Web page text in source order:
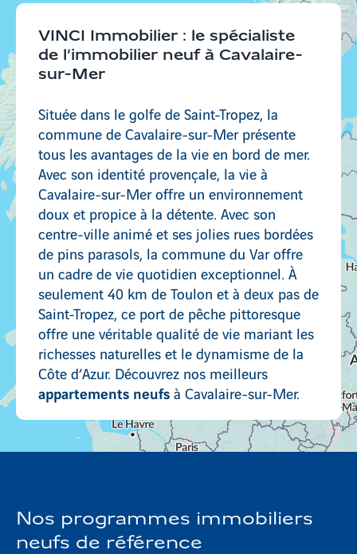
Bourg-en-Bresse
Saint-Didier-au-Mont-d'Or
VINCI Immobilier : le spécialiste
de l’immobilier neuf à Cavalaire-
sur-Mer
Située dans le golfe de Saint-Tropez, la
commune de Cavalaire-sur-Mer présente
tous les avantages de la vie en bord de mer.
Avec son identité provençale, la vie à
Cavalaire-sur-Mer offre un environnement
doux et propice à la détente. Avec son
centre-ville animé et ses jolies rues bordées
de pins parasols, la commune du Var offre
un cadre de vie quotidien exceptionnel. À
seulement 40 km de Toulon et à deux pas de
Saint-Tropez, ce port de pêche pittoresque
offre une véritable qualité de vie mariant les
richesses naturelles et le dynamisme de la
Côte d’Azur. Découvrez nos meilleurs
appartements neufsà Cavalaire-sur-Mer.
Nos programmes immobiliers
neufs de référence